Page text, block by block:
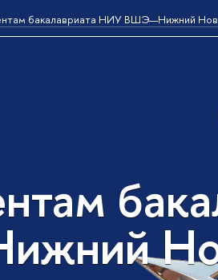
бакалавриата НИУ ВШЭ—Нижний